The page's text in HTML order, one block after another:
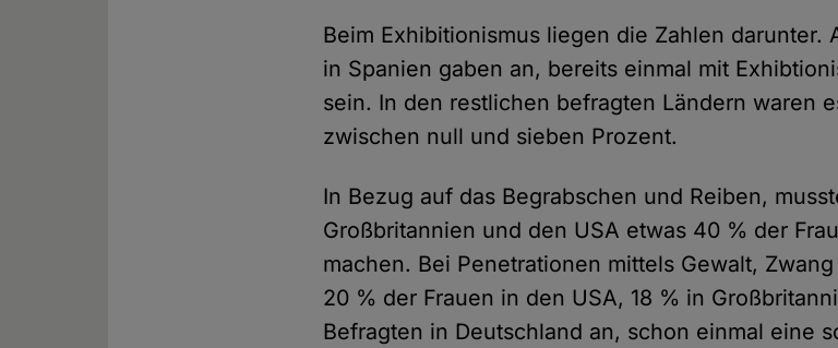
Beim Exhibitionismus liegen die Zahlen darunter.
in Spanien gaben an, bereits einmal mit
sein. In den restlichen befragten Ländern waren
zwischen null und sieben Prozent.
In Bezug auf das Begrabschen und Reiben,
Großbritannien und den USA etwas 40 % der
machen. Bei Penetrationen mittels Gewalt,
20 % der Frauen in den USA, 18 % in
Befragten in Deutschland an, schon einmal eine